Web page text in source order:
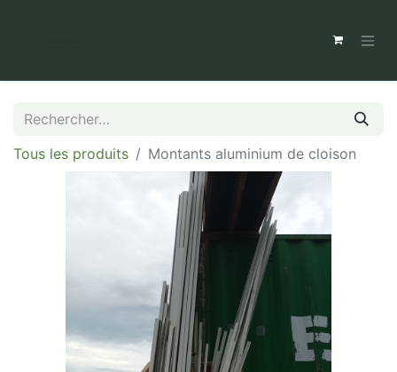
Tous les produits Montants aluminium de cloison